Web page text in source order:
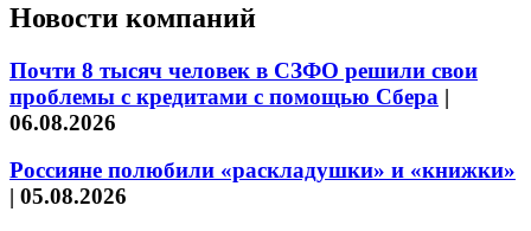
Новости компаний
Почти 8 тысяч человек в СЗФО решили свои
проблемы с кредитами с помощью Сбера |
06.08.2026
Россияне полюбили «раскладушки» и «книжки»
| 05.08.2026